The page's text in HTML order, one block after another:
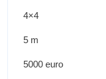
4×4
5 m
5000 euro